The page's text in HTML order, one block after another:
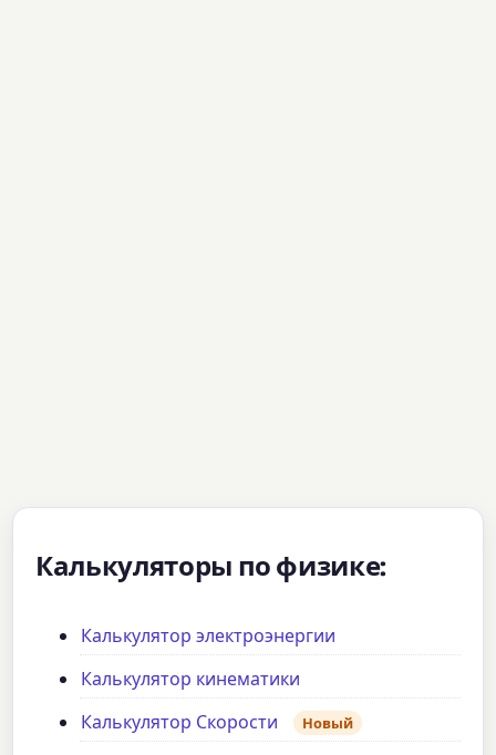
Калькуляторы по физике:
Калькулятор электроэнергии
Калькулятор кинематики
Калькулятор Скорости
Новый